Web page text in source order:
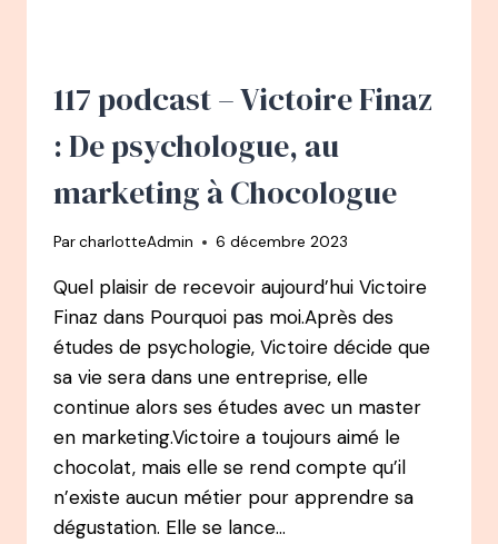
MORMONE
ENTREPRENEUSE
SUCCÈS
AUTEURE
LA
THÉORIE
DE
LA
VESTE
117 podcast – Victoire Finaz
: De psychologue, au
marketing à Chocologue
ParcharlotteAdmin 6 décembre 2023
Quel plaisir de recevoir aujourd’hui Victoire
Finaz dans Pourquoi pas moi.Après des
études de psychologie, Victoire décide que
sa vie sera dans une entreprise, elle
continue alors ses études avec un master
en marketing.Victoire a toujours aimé le
chocolat, mais elle se rend compte qu’il
n’existe aucun métier pour apprendre sa
dégustation. Elle se lance…